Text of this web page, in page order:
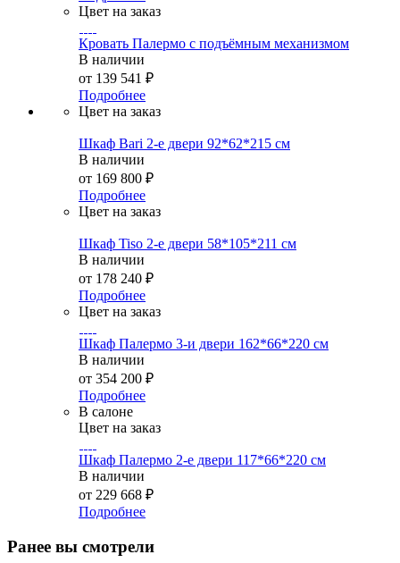
Цвет на заказ
Кровать Палермо с подъёмным механизмом
В наличии
от 139 541 ₽
Подробнее
Цвет на заказ
Шкаф Bari 2-е двери 92*62*215 см
В наличии
от 169 800 ₽
Подробнее
Цвет на заказ
Шкаф Tiso 2-е двери 58*105*211 см
В наличии
от 178 240 ₽
Подробнее
Цвет на заказ
Шкаф Палермо 3-и двери 162*66*220 см
В наличии
от 354 200 ₽
Подробнее
В салоне
Цвет на заказ
Шкаф Палермо 2-е двери 117*66*220 см
В наличии
от 229 668 ₽
Подробнее
Ранее вы смотрели